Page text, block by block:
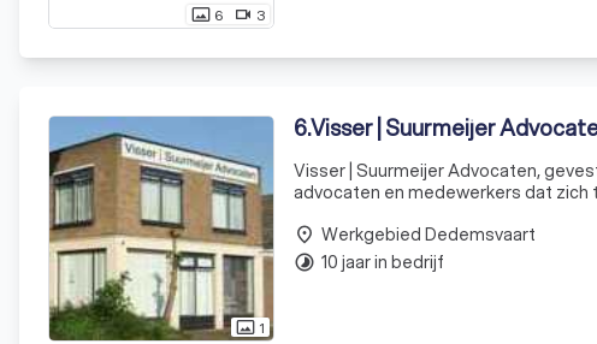
photo_size_select_actual 6 videocam 3
photo_size_select_actual 1
6.Visser | Suurmeijer
Visser | Suurmeijer Advocaten,
advocaten en medewerkers dat
respectvolle op
place Werkgebied Dedemsvaart
timelapse 10 jaar in bedrijf